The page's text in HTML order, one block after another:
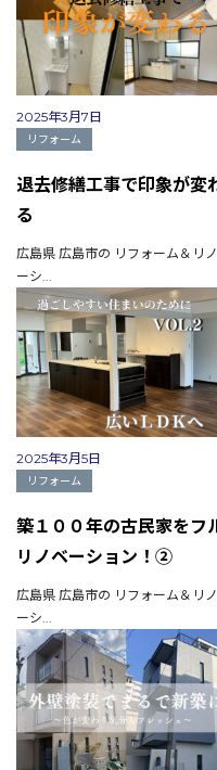
2025年3月7日
リフォーム
退去修繕工事で印象が変
る
広島県 広島市の リフォーム＆リ
ーシ...
2025年3月5日
リフォーム
築１００年の古民家をフ
リノベーション！②
広島県 広島市の リフォーム＆リ
ーシ...